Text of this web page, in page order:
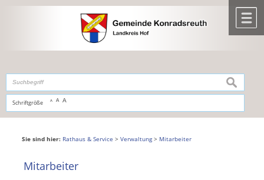
,zur Navigationoderzur Startseitespringen.
Schriftgröße A A A
suchen
Sie sind hier: Rathaus & Service > Verwaltung> Mitarbeiter
Mitarbeiter